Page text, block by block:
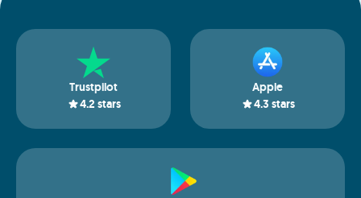
Trustpilot
4.2 stars
Apple
4.3 stars